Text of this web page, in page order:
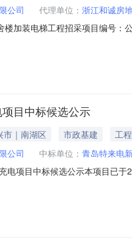
公司 代理单位： 浙江和诚房
楼加装电梯工程招采项目编号
别施工招标发布时间2025年8
目中标候选公示
市｜南湖区 市政基建
工程
公司 中标单位： 青岛特来电
电项目中标候选公示本项目已
丰村投资开发有限公司招标代
特来电新